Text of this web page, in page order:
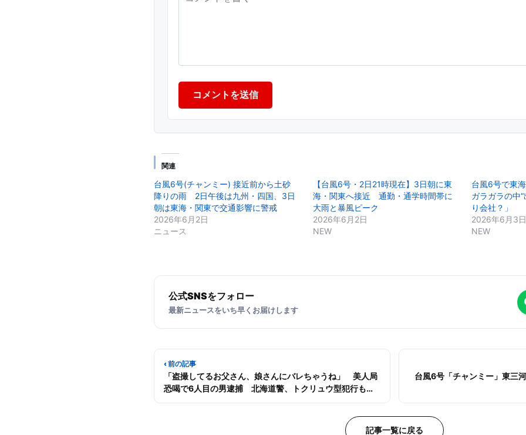
コメントを送信
関連
台風6号(チャンミー) 接近前から土砂
降りの雨 2日午後は九州・四国、3日
朝は東海・関東で交通影響に警戒
2026年6月2日
ニュース
【台風6号・2日21時現在】3日朝に東
海・関東へ接近 通勤・通学時間帯に
大雨と暴風ピーク
2026年6月2日
NEW
台風6号で東
ガラガラの中
り会社？」
2026年6月3
NEW
公式SNSをフォロー
最新ニュースをいち早くお届けします
‹ 前の記事
「盗撮してるお父さん、娘さんにバレちゃうね」 美人局
恐喝で6人目の男逮捕 北海道警、トクリュウ型犯行も視
野
台風6号「チャンミー」東三
記事一覧に戻る